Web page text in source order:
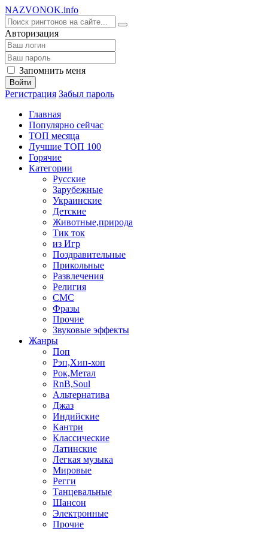
NAZVONOK.info
Авторизация
Запомнить меня
Войти
Регистрация Забыл пароль
Главная
Популярно сейчас
ТОП месяца
Лучшие ТОП 100
Горячие
Категории
Русские
Зарубежные
Украинские
Детские
Животные,природа
Тик ток
из Игр
Поздравительные
Прикольные
Развлечения
Религия
СМС
Фразы
Прочие
Звуковые эффекты
Жанры
Поп
Рэп,Хип-хоп
Рок,Метал
RnB,Soul
Альтернатива
Джаз
Индийские
Кантри
Классические
Латинские
Легкая музыка
Мировые
Регги
Танцевальные
Шансон
Электронные
Прочие